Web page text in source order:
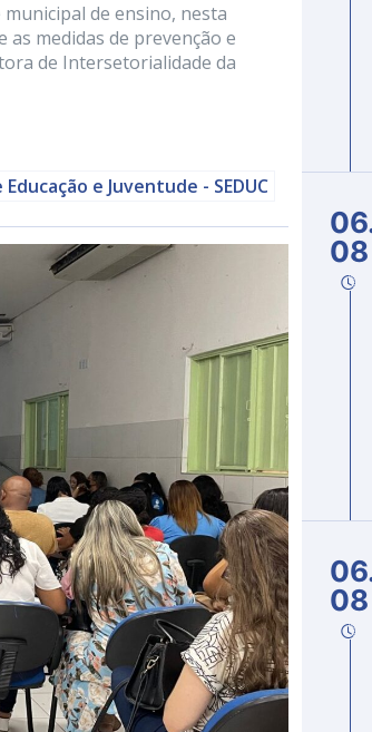
de ensino, nesta
medidas de prevenção e
de Intersetorialidade da
e Juventude - SEDUC
08
08